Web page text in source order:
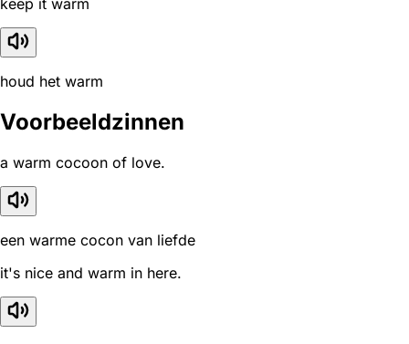
keep it warm
houd het warm
Voorbeeldzinnen
a warm cocoon of love.
een warme cocon van liefde
it's nice and warm in here.